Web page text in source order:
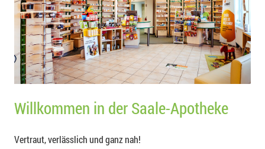
Willkommen in der Saale-Apotheke
Vertraut, verlässlich und ganz nah!